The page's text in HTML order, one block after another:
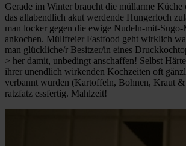
Gerade im Winter braucht die müllarme Küche
das allabendlich akut werdende Hungerloch
man locker gegen die ewige Nudeln-mit-
ankochen. Müllfreier Fastfood geht wirklich
man glückliche/r Besitzer/in eines
> her damit, unbedingt anschaffen! Selbst
ihrer unendlich wirkenden Kochzeiten oft
verbannt wurden (Kartoffeln, Bohnen, Kraut
ratzfatz essfertig. Mahlzeit!